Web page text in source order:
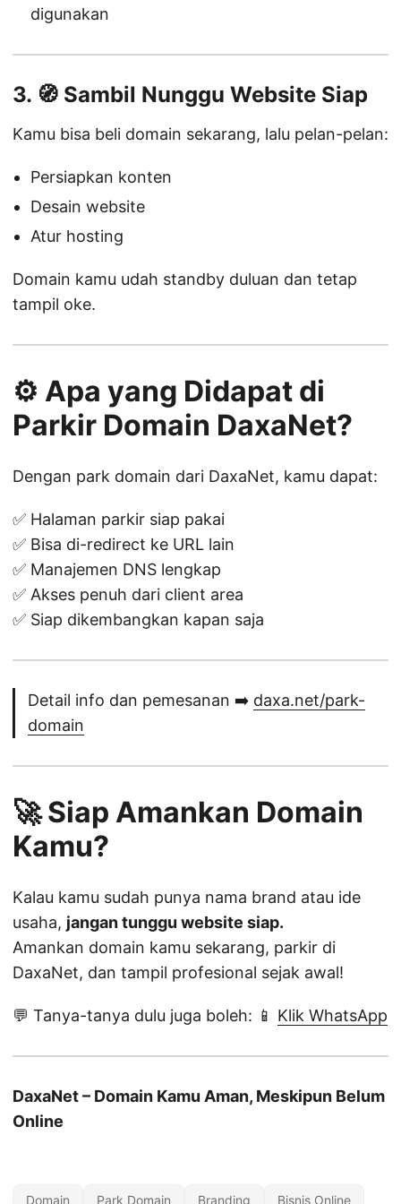
digunakan
3. 🧭 Sambil Nunggu Website Siap
Kamu bisa beli domain sekarang, lalu pelan-pelan:
Persiapkan konten
Desain website
Atur hosting
Domain kamu udah standby duluan dan tetap
tampil oke.
⚙️ Apa yang Didapat di
Parkir Domain DaxaNet?
Dengan park domain dari DaxaNet, kamu dapat:
✅ Halaman parkir siap pakai
✅ Bisa di-redirect ke URL lain
✅ Manajemen DNS lengkap
✅ Akses penuh dari client area
✅ Siap dikembangkan kapan saja
Detail info dan pemesanan ➡️ daxa.net/park-
domain
🚀 Siap Amankan Domain
Kamu?
Kalau kamu sudah punya nama brand atau ide
usaha, jangan tunggu website siap.
Amankan domain kamu sekarang, parkir di
DaxaNet, dan tampil profesional sejak awal!
💬 Tanya-tanya dulu juga boleh: 📱 Klik WhatsApp
DaxaNet – Domain Kamu Aman, Meskipun Belum
Online
Domain Park Domain Branding Bisnis Online